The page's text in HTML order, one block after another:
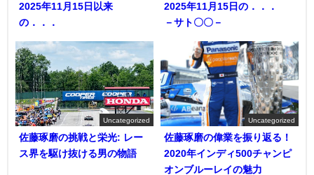
2025年11月15日以来
の．．．
2025年11月15日の．．．
－サト〇〇－
Uncategorized
佐藤琢磨の挑戦と栄光: レー
ス界を駆け抜ける男の物語
Uncategorized
佐藤琢磨の偉業を振り返る！
2020年インディ500チャンピ
オンブルーレイの魅力